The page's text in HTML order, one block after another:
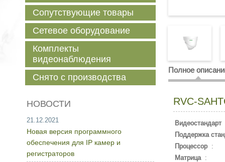
Полное
RVC-
Видеостандарт
Поддержка
Процессор:
Матрица:
Сопутствующие товары
Сетевое оборудование
Комплекты
видеонаблюдения
Снято с производства
НОВОСТИ
21.12.2021
Новая версия программного
обеспечения для IP камер и
регистраторов